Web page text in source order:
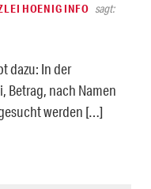
HOENIG INFO sagt:
dazu: In der
Betrag, nach Namen
werden […]